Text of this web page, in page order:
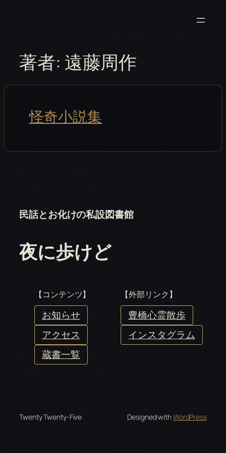
プ
著者: 遠藤周作
怪奇小説集
民話とお化けの私設図書館
夜に歩けど
【コンテンツ】
お知らせ
アクセス
蔵書一覧
【外部リンク】
豊橋心霊散歩
インスタグラム
Twenty Twenty-Five Designed withWordPress